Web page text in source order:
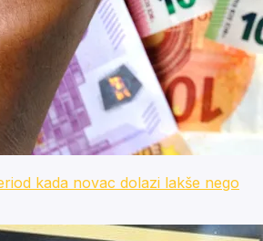
kada novac dolazi lakše nego